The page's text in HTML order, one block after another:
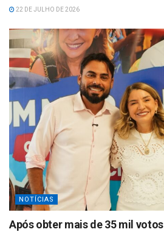
22 DE JULHO DE 2026
NOTÍCIAS
Após obter mais de 35 mil